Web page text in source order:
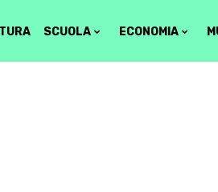
SCUOLA ECONOMIA